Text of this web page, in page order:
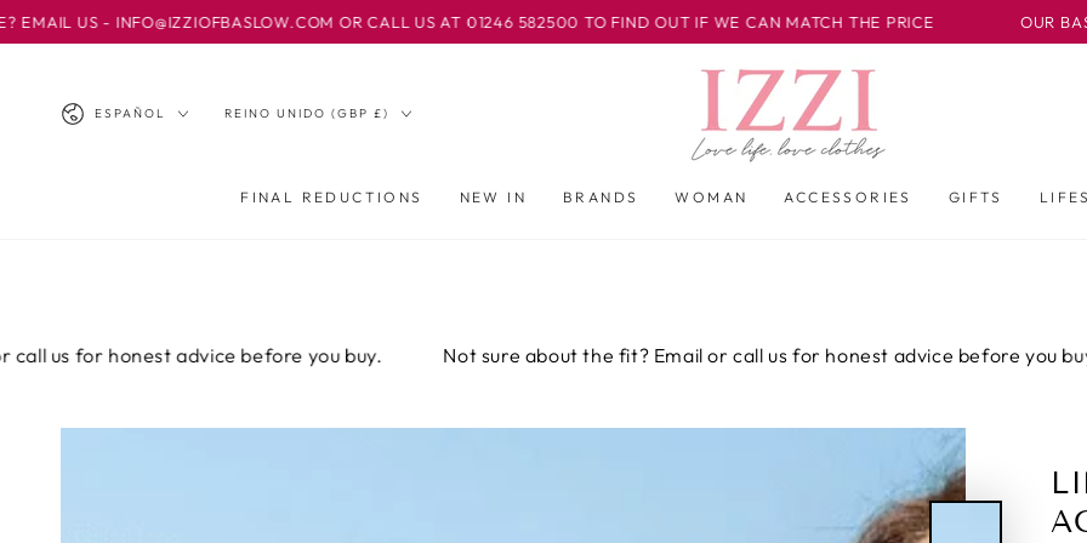
IR AL
CONTENIDO
OR CALL US AT 01246 582500 TO FIND OUT IF WE CAN MATCH THE PRICE OUR BASLOW BOUTIQUE
IdiomaESPAÑOL País/región
REINO UNIDO (GBP £)
FINAL REDUCTIONS NEW IN BRANDS WOMAN ACCESSORIES GIFTS
advice before you buy. Not sure about the fit? Email or call us for honest advice before you buy. Not
IR A LA